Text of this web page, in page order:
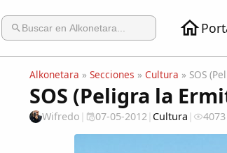
Alkonetara » Secciones » Cultura » SOS
SOS (Peligra la
Wifredo | 07-05-2012| Cultura |